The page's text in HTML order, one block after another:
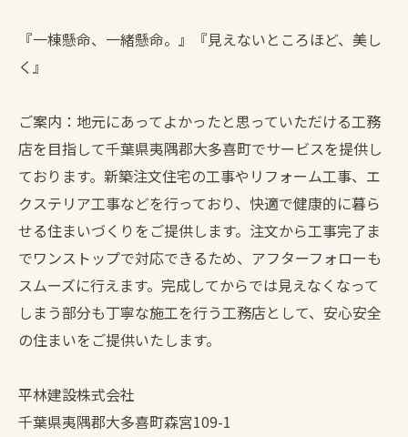
『一棟懸命、一緒懸命。』『見えないところほど、美し
く』
ご案内：地元にあってよかったと思っていただける工務
店を目指して千葉県夷隅郡大多喜町でサービスを提供し
ております。新築注文住宅の工事やリフォーム工事、エ
クステリア工事などを行っており、快適で健康的に暮ら
せる住まいづくりをご提供します。注文から工事完了ま
でワンストップで対応できるため、アフターフォローも
スムーズに行えます。完成してからでは見えなくなって
しまう部分も丁寧な施工を行う工務店として、安心安全
の住まいをご提供いたします。
平林建設株式会社
千葉県夷隅郡大多喜町森宮109-1